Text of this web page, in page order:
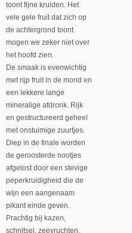
toont fijne kruiden. Het
vele gele fruit dat zich op
de achtergrond toont
mogen we zeker niet over
het hoofd zien.
De smaak is evenwichtig
met rijp fruit in de mond en
een lekkere lange
mineralige afdronk. Rijk
en gestructureerd geheel
met onstuimige zuurtjes.
Diep in de finale worden
de geroosterde nootjes
afgelost door een stevige
peperkruidigheid die de
wijn een aangenaam
pikant einde geven.
Prachtig bij kazen,
schnitsel, zeevruchten,